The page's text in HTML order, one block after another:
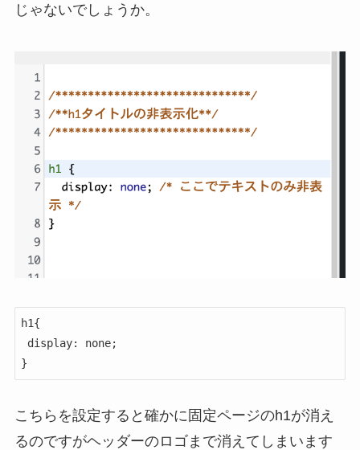
じゃないでしょうか。
h1{
}
こちらを設定すると確かに固定ページのh1が消え
るのですがヘッダーのロゴまで消えてしまいます